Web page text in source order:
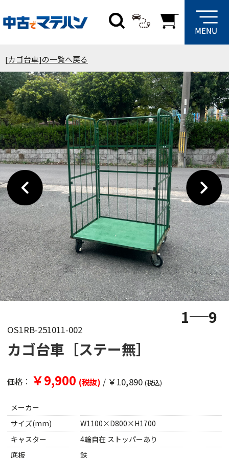
[カゴ台車]の一覧へ戻る
1 9
OS1RB-251011-002
カゴ台車［ステー無］
価格： ￥9,900 (税抜) / ￥10,890 (税込)
メーカー
サイズ(mm)
W1100×D800×H1700
キャスター
4輪自在 ストッパーあり
底板
鉄